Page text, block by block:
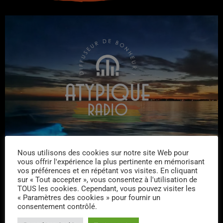
Nous utilisons des cookies sur notre site Web pour
vous offrir l'expérience la plus pertinente en mémorisant
vos préférences et en répétant vos visites. En cliquant
sur « Tout accepter », vous consentez à l'utilisation de
TOUS les cookies. Cependant, vous pouvez visiter les
« Paramètres des cookies » pour fournir un
consentement contrôlé.